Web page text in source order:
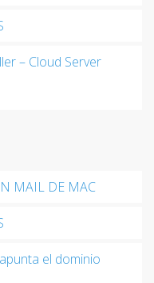
– Cloud Server
MAIL DE MAC
el dominio